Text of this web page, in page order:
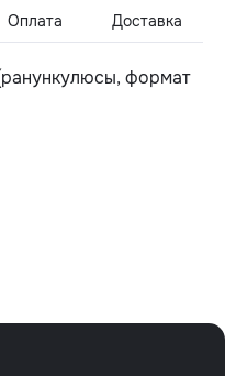
Оплата Доставка
формат